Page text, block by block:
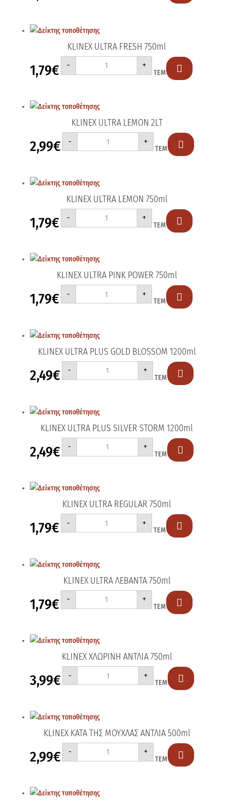
KLINEX ULTRA FRESH 750ml
1,79€ -
KLINEX
FRESH
+
ΤΕΜ 
KLINEX ULTRA LEMON 2LT
2,99€ -
KLINEX
LEMON
+
ΤΕΜ 
KLINEX ULTRA LEMON 750ml
1,79€ -
KLINEX
LEMON
+
ΤΕΜ 
KLINEX ULTRA PINK POWER 750ml
1,79€ -
KLINEX
PINK
+
ΤΕΜ 
KLINEX ULTRA PLUS GOLD BLOSSOM 1200ml
2,49€ -
KLINEX
PLUS
ποσότητα
+
ΤΕΜ 
KLINEX ULTRA PLUS SILVER STORM 1200ml
2,49€ -
KLINEX
PLUS
ποσότητα
+
ΤΕΜ 
KLINEX ULTRA REGULAR 750ml
1,79€ -
KLINEX
REGULAR
+
ΤΕΜ 
KLINEX ULTRA ΛΕΒΑΝΤΑ 750ml
1,79€ -
KLINEX
ΛΕΒΑΝΤΑ
+
ΤΕΜ 
KLINEX XΛΩPINH ΑΝΤΛΙΑ 750ml
3,99€ -
KLINEX
ΑΝΤΛΙΑ
+
ΤΕΜ 
KLINEX ΚΑΤΑ ΤΗΣ ΜΟΥΧΛΑΣ ΑΝΤΛΙΑ 500ml
2,99€ -
KLINEX
ΤΗΣ
ποσότητα
+
ΤΕΜ 